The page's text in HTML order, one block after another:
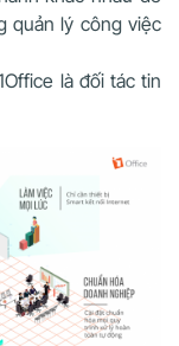
quản lý công việc
là đối tác tin